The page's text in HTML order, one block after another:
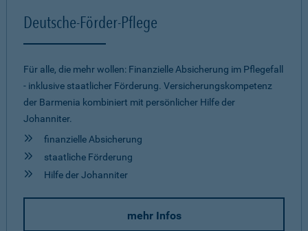
Deutsche-Förder-Pflege
Für alle, die mehr wollen: Finanzielle Absicherung im Pflegefall
- inklusive staatlicher Förderung. Versicherungskompetenz
der Barmenia kombiniert mit persönlicher Hilfe der
Johanniter.
finanzielle Absicherung
staatliche Förderung
Hilfe der Johanniter
mehr Infos